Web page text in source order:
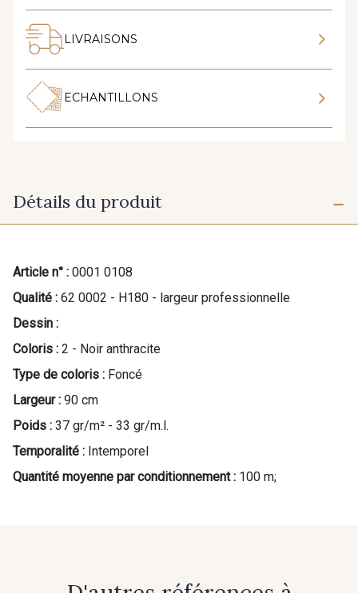
LIVRAISONS
ECHANTILLONS
Détails du produit
Article n° : 0001 0108
Qualité : 62 0002 - H180 - largeur professionnelle
Dessin :
Coloris : 2 - Noir anthracite
Type de coloris : Foncé
Largeur : 90 cm
Poids : 37 gr/m² - 33 gr/m.l.
Temporalité : Intemporel
Quantité moyenne par conditionnement : 100 m;